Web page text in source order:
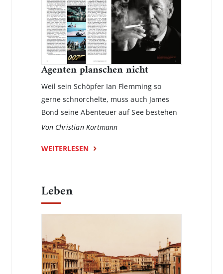
Agenten planschen nicht
Weil sein Schöpfer Ian Flemming so
gerne schnorchelte, muss auch James
Bond seine Abenteuer auf See bestehen
Von Christian Kortmann
WEITERLESEN
Leben